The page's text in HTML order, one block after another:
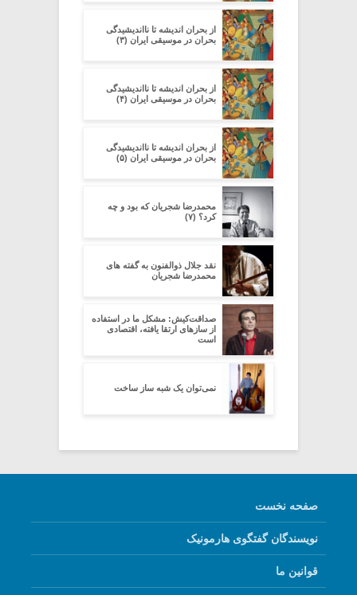
از بحران اندیشه تا نااندیشیدگی
بحران در موسیقی ایران (۳)
از بحران اندیشه تا نااندیشیدگی
بحران در موسیقی ایران (۴)
از بحران اندیشه تا نااندیشیدگی
بحران در موسیقی ایران (۵)
محمدرضا شجریان که بود و چه
کرد؟ (۷)
نقد جلال ذوالفنون به گفته های
محمدرضا شجریان
صداقت‌کیش: مشکل ما در استفاده
از سازهای ارتقا یافته، اقتصادی
است
نمی‌توان یک شبه ساز ساخت
صفحه نخست
نویسندگان گفتگوی هارمونیک
قوانین ما